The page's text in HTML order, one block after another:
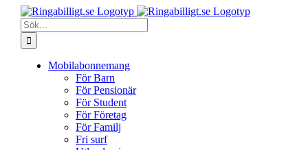
Fortsätt
innehållet
Sök
efter:
Mobilabonnemang
För Barn
För Pensionär
För Student
För Företag
För Familj
Fri surf